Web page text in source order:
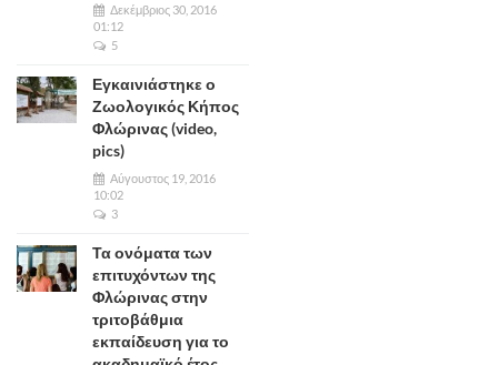
Δεκέμβριος 30, 2016
01:12
5
Εγκαινιάστηκε ο
Ζωολογικός Κήπος
Φλώρινας (video,
pics)
Αύγουστος 19, 2016
10:02
3
Τα ονόματα των
επιτυχόντων της
Φλώρινας στην
τριτοβάθμια
εκπαίδευση για το